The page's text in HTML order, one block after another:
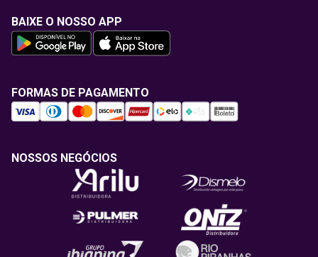
BAIXE O NOSSO APP
FORMAS DE PAGAMENTO
NOSSOS NEGÓCIOS